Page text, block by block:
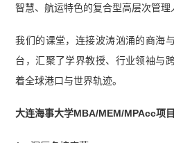
智慧、航运特色的复合型高层次管理
我们的课堂，连接波涛汹涌的商海
台，汇聚了学界教授、行业领袖与
着全球港口与世界轨迹。
大连海事大学MBA/MEM/MPAcc项